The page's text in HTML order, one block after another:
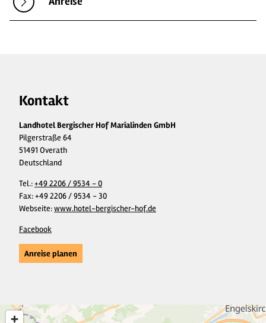
Kontakt
Landhotel Bergischer Hof Marialinden GmbH
Pilgerstraße 64
51491 Overath
Deutschland
Tel.:+49 2206 / 9534 - 0
Fax:+49 2206 / 9534 - 30
Webseite:www.hotel-bergischer-hof.de
Facebook
Anreise planen